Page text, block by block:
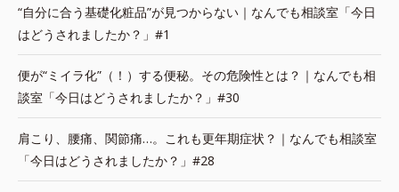
“自分に合う基礎化粧品”が見つからない｜なんでも相談室「今日
はどうされましたか？」#1
便が“ミイラ化”（！）する便秘。その危険性とは？｜なんでも相
談室「今日はどうされましたか？」#30
肩こり、腰痛、関節痛…。これも更年期症状？｜なんでも相談室
「今日はどうされましたか？」#28